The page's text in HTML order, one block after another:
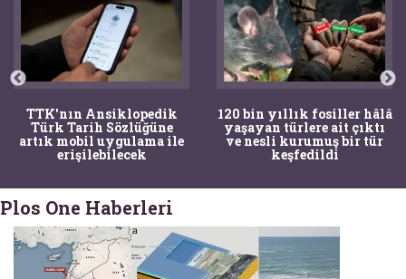
TTK'nın Ansiklopedik
Türk Tarih Sözlüğüne
artık mobil uygulama ile
erişilebilecek
120 bin yıllık fosiller hâlâ
yaşayan türlere ait çıktı
ve nesli kurumuş bir tür
keşfedildi
Plos One Haberleri